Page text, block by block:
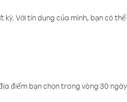
Với tín dụng của mình, bạn có
điểm bạn chọn trong vòng 30